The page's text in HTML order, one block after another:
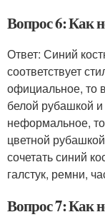
Вопрос 6: Как
Ответ: Синий
соответствует
официальное, то
белой рубашкой
неформальное,
цветной
сочетать синий
галстук, ремни,
Вопрос 7: Как